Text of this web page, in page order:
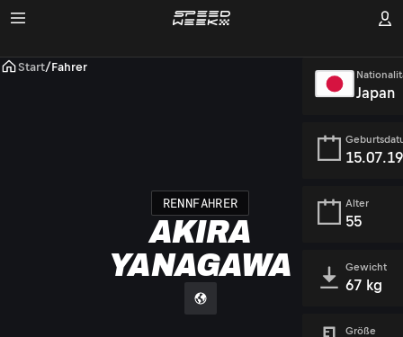
Start/Fahrer
RENNFAHRER
AKIRA
YANAGAWA
Japan
Alter
55
Gewicht
67 kg
Größe